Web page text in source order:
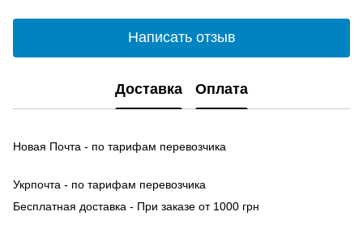
Написать отзыв
Доставка Оплата
Новая Почта - по тарифам перевозчика
Укрпочта - по тарифам перевозчика
Бесплатная доставка - При заказе от 1000 грн